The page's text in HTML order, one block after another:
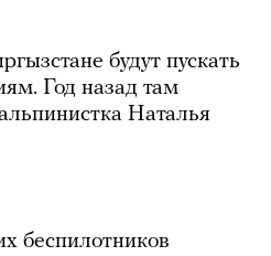
будут пускать
Год назад там
Наталья
беспилотников